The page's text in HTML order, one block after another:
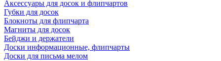
Аксессуары для досок и флипчартов
Губки для досок
Блокноты для флипчарта
Магниты для досок
Бейджи и держатели
Доски информационные, флипчарты
Доски для письма мелом